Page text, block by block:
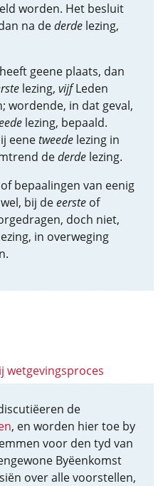
worden. Het besluit
na dederde lezing,
geene plaats, dan
lezing, vijfLeden
wordende, in dat geval,
lezing, bepaald.
eenetweede lezing in
dederde lezing.
bepaalingen van eenig
bij deeerste of
doch niet,
in overweging
wetgevingsproces
de
, en worden hier toe by
voor den tyd van
Byëenkomst
over alle voorstellen,